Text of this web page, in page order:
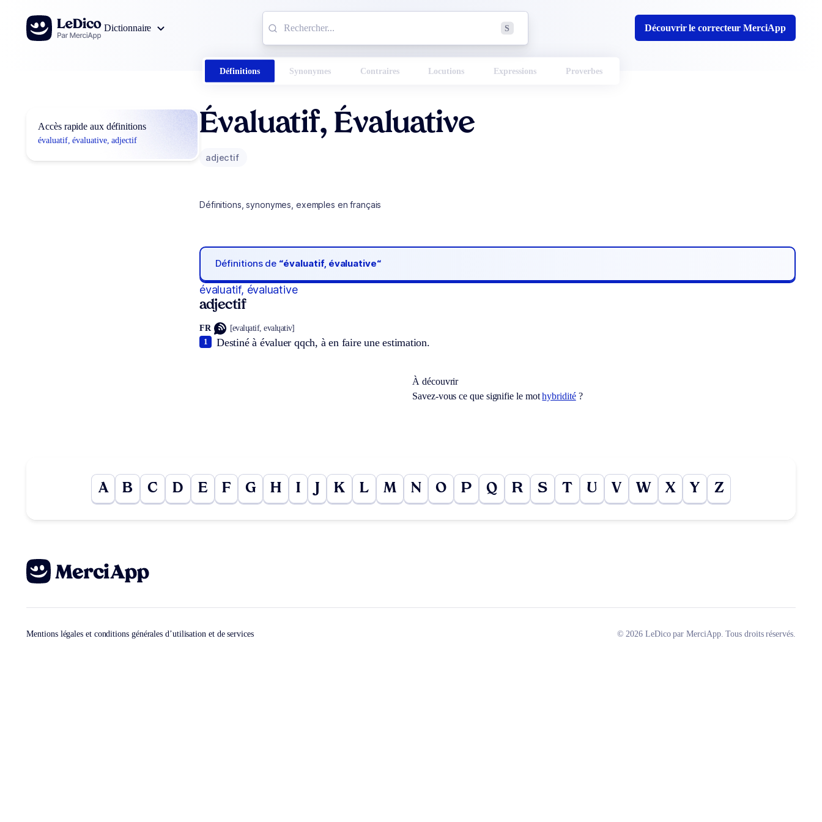
Aller au contenu
Dictionnaire
S Découvrir le correcteur MerciApp
Définitions Synonymes Contraires Locutions Expressions Proverbes
Accès rapide aux définitions
évaluatif, évaluative, adjectif
Évaluatif, Évaluative
adjectif
Définitions, synonymes, exemples en français
Définitions de “évaluatif, évaluative“
évaluatif, évaluative
adjectif
FR [evalɥatif, evalɥativ]
Destiné à évaluer qqch, à en faire une estimation.
1
À découvrir
Savez-vous ce que signifie le mothybridité?
A B C D E F G H I K L M N O P Q R S T U V W X Y Z
Mentions légales et conditions générales d’utilisation et de services © 2026 LeDico par MerciApp. Tous droits réservés.